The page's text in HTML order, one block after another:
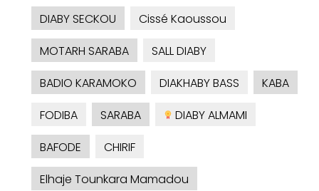
DIABY SECKOU
Cissé Kaoussou
MOTARH SARABA
SALL DIABY
BADIO KARAMOKO
DIAKHABY BASS
KABA
FODIBA
SARABA
DIABY ALMAMI
BAFODE
CHIRIF
Elhaje Tounkara Mamadou